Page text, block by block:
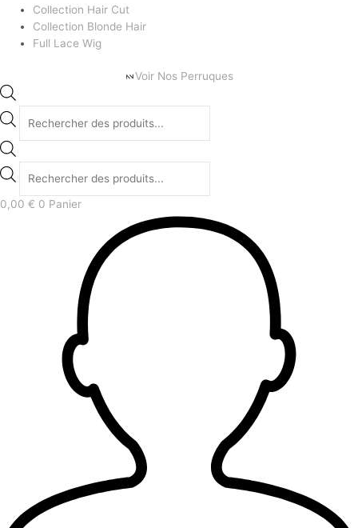
Collection Hair Cut
Collection Blonde Hair
Full Lace Wig
Voir Nos Perruques
0,00 € 0 Panier